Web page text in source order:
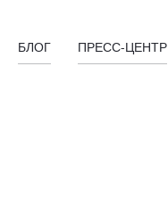
БЛОГ ПРЕСС-ЦЕНТР